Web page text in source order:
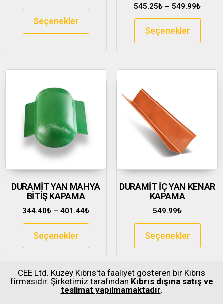
Seçenekler
545.25₺ – 549.99₺
Seçenekler
DURAMİT YAN MAHYA
BİTİŞ KAPAMA
344.40₺ – 401.44₺
Seçenekler
DURAMİT İÇ YAN KENAR
KAPAMA
549.99₺
Seçenekler
CEE Ltd. Kuzey Kıbrıs'ta faaliyet gösteren bir Kıbrıs
firmasıdır. Şirketimiz tarafından Kıbrıs dışına satış ve
teslimat yapılmamaktadır.